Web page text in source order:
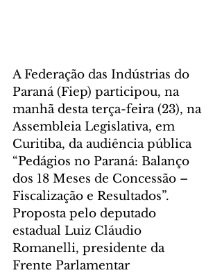
A Federação das Indústrias do
Paraná (Fiep) participou, na
manhã desta terça-feira (23), na
Assembleia Legislativa, em
Curitiba, da audiência pública
“Pedágios no Paraná: Balanço
dos 18 Meses de Concessão –
Fiscalização e Resultados”.
Proposta pelo deputado
estadual Luiz Cláudio
Romanelli, presidente da
Frente Parlamentar